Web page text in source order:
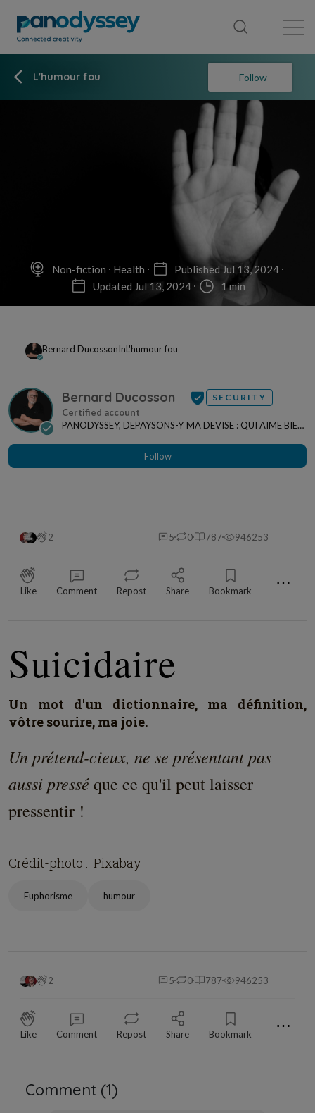
L'humour fou Follow
Non-fiction Health
Published Jul 13, 2024
Updated Jul 13, 2024
1 min
Bernard DucossonInL'humour fou
Bernard Ducosson SECURITY
PANODYSSEY, DEPAYSONS-Y MA DEVISE : QUI AIME BIEN,
Follow
2 5 0 787 946253
Like Comment Repost Share Bookmark ⋯
Suicidaire
Un mot d'un dictionnaire, ma définition,
vôtre sourire, ma joie.
Un prétend-cieux, ne se présentant pas
aussi presséque ce qu'il peut laisser
pressentir !
Crédit-photo : Pixabay
Euphorisme humour
2 5 0 787 946253
Like Comment Repost Share Bookmark ⋯
Comment (1)